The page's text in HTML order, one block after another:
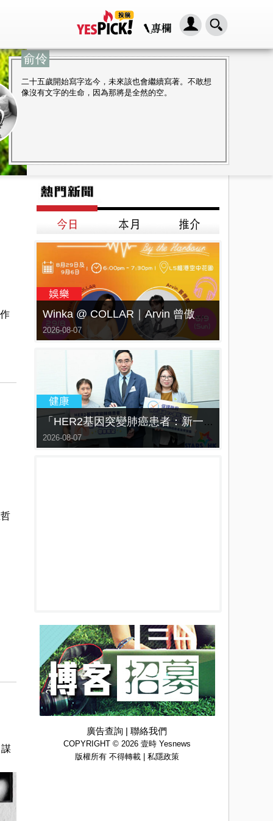
俞伶
二十五歲開始寫字迄今，未來該也會繼續寫著。不敢想
像沒有文字的生命，因為那將是全然的空。
Winka @ COLLAR｜Arvin 曾傲棐｜Dark 黃明德｜表妹 Ｍona 8月29日起登陸L5維港空中花園 | wwwtc mall 首度呈獻「Music Wave By The Harbo
2026-08-07
「HER2基因突變肺癌患者：新一代口服標靶藥帶來希望」， 促請政府加快納入藥物名冊，助患者及早受惠
2026-08-07
廣告查詢 | 聯絡我們
COPYRIGHT © 2026 壹時 Yesnews
版權所有 不得轉載 | 私隱政策